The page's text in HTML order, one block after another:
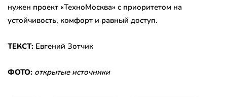
нужен проект «ТехноМосква» с приоритетом на
устойчивость, комфорт и равный доступ.
ТЕКСТ: Евгений Зотчик
ФОТО: открытые источники